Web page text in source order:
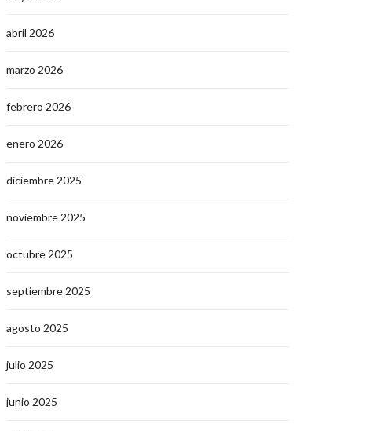
abril 2026
marzo 2026
febrero 2026
enero 2026
diciembre 2025
noviembre 2025
octubre 2025
septiembre 2025
agosto 2025
julio 2025
junio 2025